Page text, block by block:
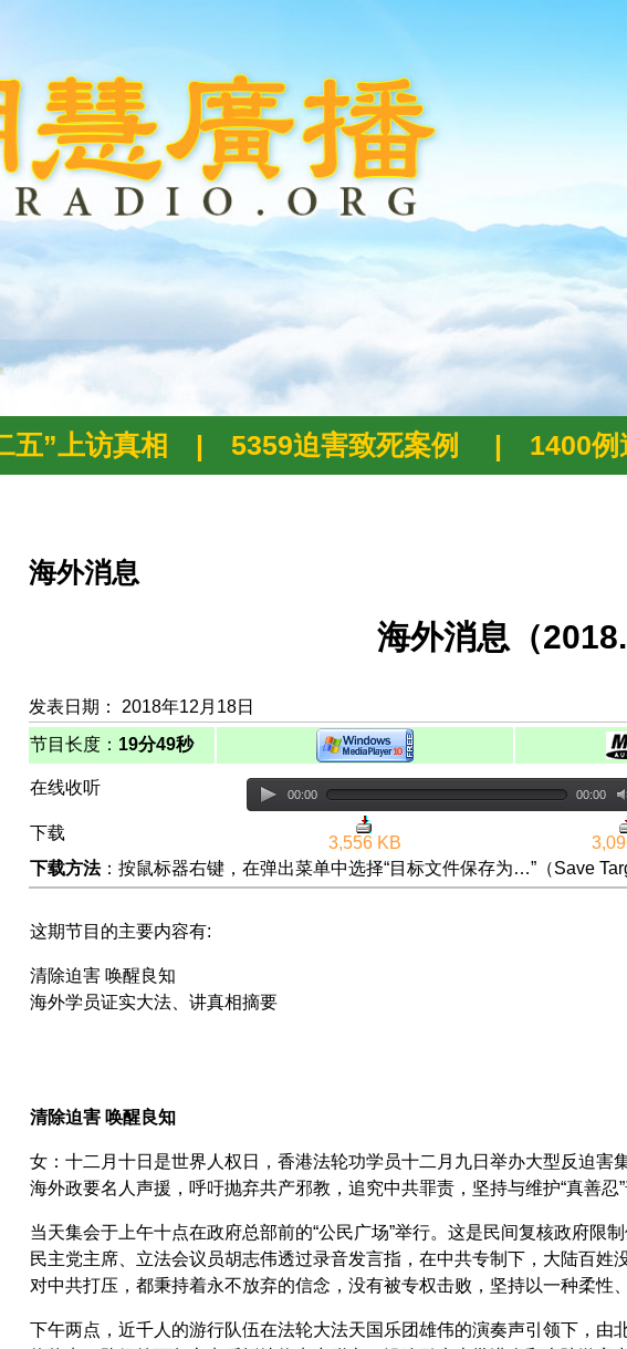
五”上访真相 | 5359迫害致死案例 | 1400例
海外消息
海外消息（
发表日期： 2018年12月18日
节目长度： 19分49秒
在线收听 00:00 00:00
下载
3,556 KB
下载方法：按鼠标器右键，在弹出菜单中选择“目标文件保存为…”（Save
这期节目的主要内容有:
清除迫害 唤醒良知
海外学员证实大法、讲真相摘要
清除迫害 唤醒良知
女：十二月十日是世界人权日，香港法轮功学员十二月九日举办大型反迫
海外政要名人声援，呼吁抛弃共产邪教，追究中共罪责，坚持与维护“真善忍”
当天集会于上午十点在政府总部前的“公民广场”举行。这是民间复核政府限
民主党主席、立法会议员胡志伟透过录音发言指，在中共专制下，大陆百
对中共打压，都秉持着永不放弃的信念，没有被专权击败，坚持以一种柔性
下午两点，近千人的游行队伍在法轮大法天国乐团雄伟的演奏声引领下，